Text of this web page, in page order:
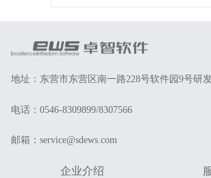
地址：东营市东营区南一路228号软件园9号研
电话：0546-8309899/8307566
邮箱：service@sdews.com
企业介绍